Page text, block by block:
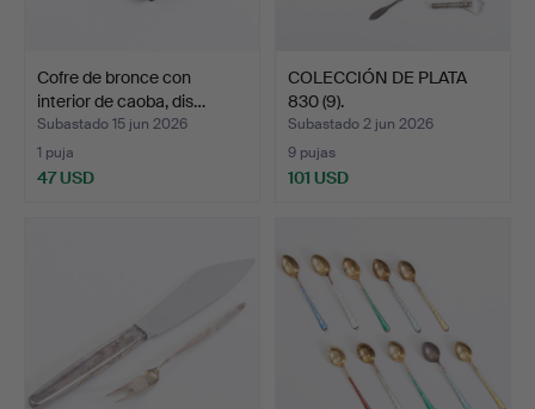
Cofre de bronce con
interior de caoba, dis…
Subastado 15 jun 2026
1 puja
47 USD
COLECCIÓN DE PLATA
830 (9).
Subastado 2 jun 2026
9 pujas
101 USD